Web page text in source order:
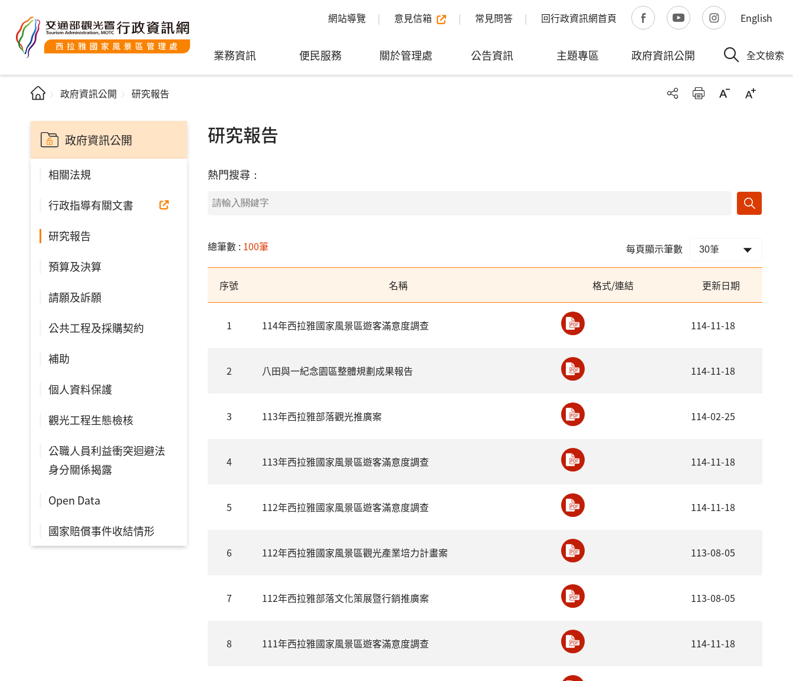
網站導覽 意見信箱 常見問答 回行政資訊網首頁 English
業務資訊 便民服務 關於管理處 公告資訊 主題專區 政府資訊公開 全文檢索
政府資訊公開 研究報告
政府資訊公開
相關法規
行政指導有關文書
研究報告
預算及決算
請願及訴願
公共工程及採購契約
補助
個人資料保護
觀光工程生態檢核
公職人員利益衝突迴避法
身分關係揭露
Open Data
國家賠償事件收結情形
研究報告
熱門搜尋：
總筆數 : 100筆 每頁顯示筆數
序號 名稱 格式/連結 更新日期
1 114年西拉雅國家風景區遊客滿意度調查 114-11-18
2 八田與一紀念園區整體規劃成果報告 114-11-18
3 113年西拉雅部落觀光推廣案 114-02-25
4 113年西拉雅國家風景區遊客滿意度調查 114-11-18
5 112年西拉雅國家風景區遊客滿意度調查 114-11-18
6 112年西拉雅國家風景區觀光產業培力計畫案 113-08-05
7 112年西拉雅部落文化策展暨行銷推廣案 113-08-05
8 111年西拉雅國家風景區遊客滿意度調查 114-11-18